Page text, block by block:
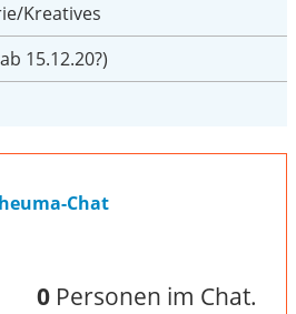
Kreatives
15.12.20?)
Chat
0Personen im Chat.